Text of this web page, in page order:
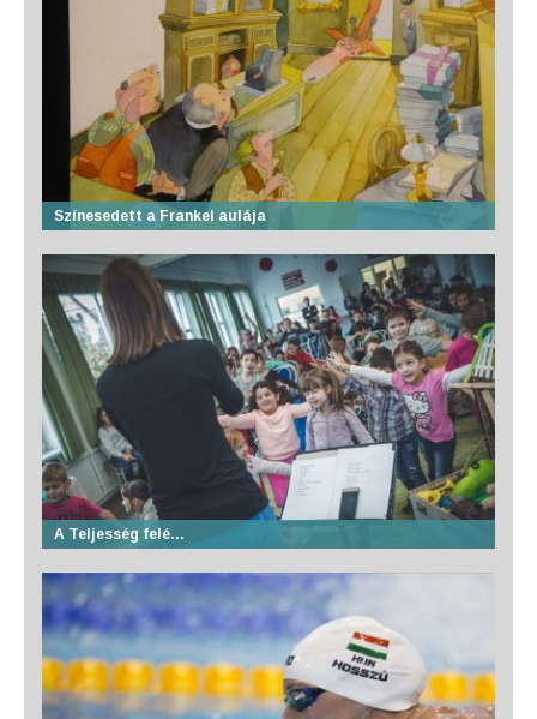
Színesedett a Frankel aulája
A Teljesség felé…